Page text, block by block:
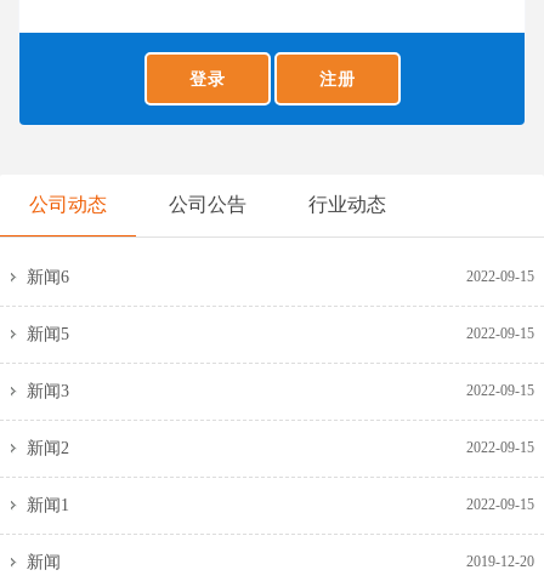
登录 注册
公司动态 公司公告 行业动态
新闻6 2022-09-15
新闻5 2022-09-15
新闻3 2022-09-15
新闻2 2022-09-15
新闻1 2022-09-15
新闻 2019-12-20